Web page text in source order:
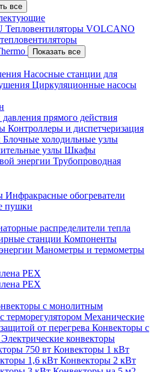
все
Тепловентиляторы VOLCANO
Показать все
Насосные станции для
Циркуляционные насосы
прямого действия
Контроллеры и диспетчеризация
Блочные холодильные узлы
узлы Шкафы
энергии Трубопроводная
Инфракрасные обогреватели
пушки
распределители тепла
станции Компоненты
Манометры и термометры
PEX
PEX
с монолитным
терморегулятором Механические
от перегрева Конвекторы с
Электрические конвекторы
750 вт Конвекторы 1 кВт
1,6 кВт Конвекторы 2 кВт